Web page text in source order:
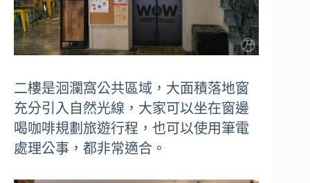
二樓是洄瀾窩公共區域，大面積落地窗
充分引入自然光線，大家可以坐在窗邊
喝咖啡規劃旅遊行程，也可以使用筆電
處理公事，都非常適合。